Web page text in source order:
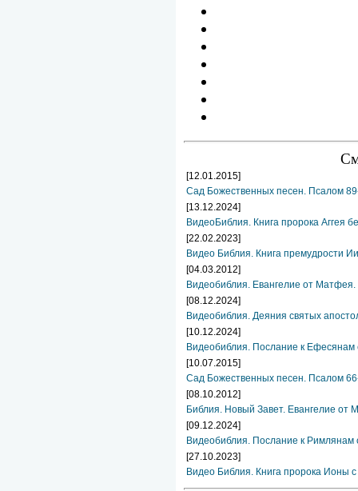
[12.01.2015]
Сад Божественных песен. Псалом
[13.12.2024]
ВидеоБиблия. Книга пророка Аггея
[22.02.2023]
Видео Библия. Книга премудрости
[04.03.2012]
Видеобиблия. Евангелие от Матфея.
[08.12.2024]
Видеобиблия. Деяния святых
[10.12.2024]
Видеобиблия. Послание к Ефесянам
[10.07.2015]
Сад Божественных песен. Псалом
[08.10.2012]
Библия. Новый Завет. Евангелие от
[09.12.2024]
Видеобиблия. Послание к Римлянам
[27.10.2023]
Видео Библия. Книга пророка Ионы